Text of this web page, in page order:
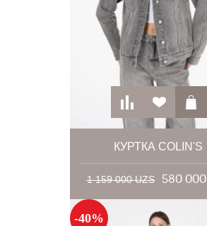
КУРТКА COLIN'S
1 159 000 UZS 580 000
-40%